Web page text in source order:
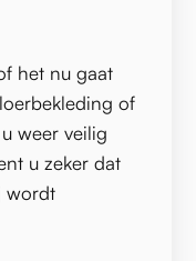
het nu gaat
of
weer veilig
u zeker dat
wordt